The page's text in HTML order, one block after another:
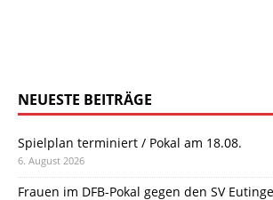
NEUESTE BEITRÄGE
Spielplan terminiert / Pokal am 18.08.
6. August 2026
Frauen im DFB-Pokal gegen den SV